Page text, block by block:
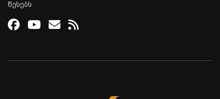
წესებს
Facebook
Youtube
Email
RSS